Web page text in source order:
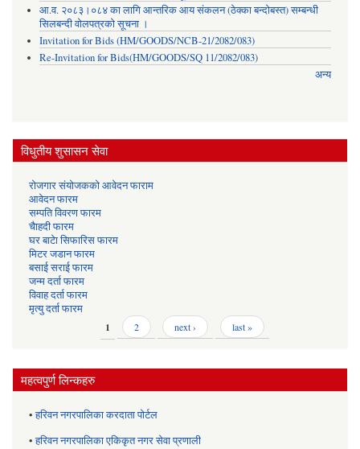
आ.व. २०८३।०८४ का लागि आन्तरिक आय संकलन (ठेक्का बन्दोबस्त) सम्बन्धी
सिलबन्दी वोलपत्रको सूचना ।
Invitation for Bids (HM/GOODS/NCB-21/2082/083)
Re-Invitation for Bids(HM/GOODS/SQ 11/2082/083)
अन्य
विधुतीय शुसासन सेवा
रोजगार संयोजकको आवेदन फाराम
आवेदन फारम
सम्पति विवरण फारम
चैाहदी फारम
घर बाटेा सिफारिस फारम
मिटर जडान फारम
बसाई सराई फारम
जन्म दर्ता फारम
विवाह दर्ता फारम
मृत्यु दर्ता फारम
1 2 next › last »
महत्वपुर्ण लिन्कहरु
•हरिवन नगरपालिका करदाता पोर्टल
•हरिवन नगरपालिका एकिकृत नगर सेवा प्रणाली